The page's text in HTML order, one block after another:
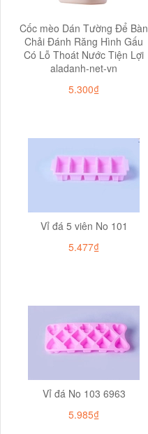
Cốc mèo Dán Tường Để Bàn
Chải Đánh Răng Hình Gấu
Có Lỗ Thoát Nước Tiện Lợi
aladanh-net-vn
5.300₫
Vỉ đá 5 viên No 101
5.477₫
Vỉ đá No 103 6963
5.985₫